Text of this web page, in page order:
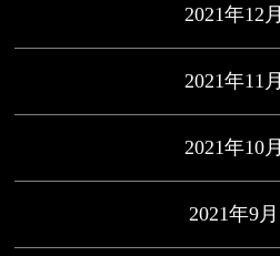
2021年12月
2021年11月
2021年10月
2021年9月